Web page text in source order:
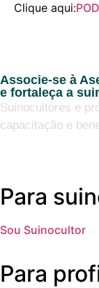
Clique aqui:
Associe-se à
e fortaleça a
Suinocultores e
capacitação e
Para
Sou Suinocultor
Para